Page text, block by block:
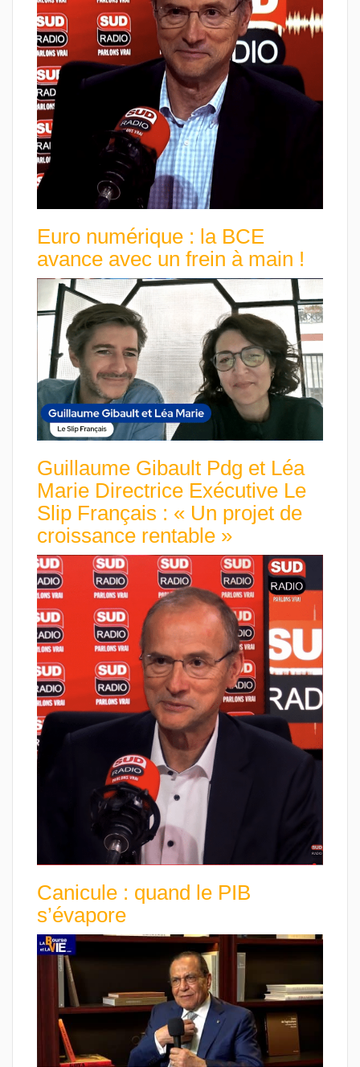
Euro numérique : la BCE
avance avec un frein à main !
Guillaume Gibault Pdg et Léa
Marie Directrice Exécutive Le
Slip Français : « Un projet de
croissance rentable »
Canicule : quand le PIB
s’évapore